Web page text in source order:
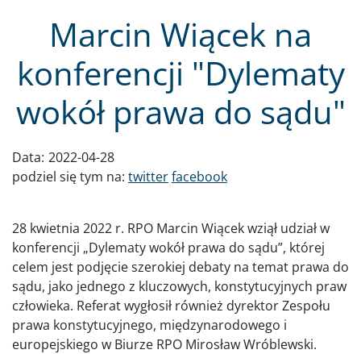
Marcin Wiącek na
konferencji "Dylematy
wokół prawa do sądu"
Data: 2022-04-28
podziel się tym na: twitterfacebook
28 kwietnia 2022 r. RPO Marcin Wiącek wziął udział w
konferencji „Dylematy wokół prawa do sądu”, której
celem jest podjęcie szerokiej debaty na temat prawa do
sądu, jako jednego z kluczowych, konstytucyjnych praw
człowieka. Referat wygłosił również dyrektor Zespołu
prawa konstytucyjnego, międzynarodowego i
europejskiego w Biurze RPO Mirosław Wróblewski.